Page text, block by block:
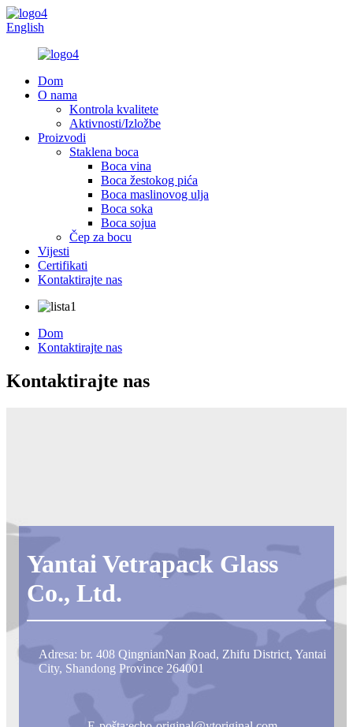
English
Dom
O nama
Kontrola kvalitete
Aktivnosti/Izložbe
Proizvodi
Staklena boca
Boca vina
Boca žestokog pića
Boca maslinovog ulja
Boca soka
Boca sojua
Čep za bocu
Vijesti
Certifikati
Kontaktirajte nas
Dom
Kontaktirajte nas
Kontaktirajte nas
Yantai Vetrapack Glass
Co., Ltd.
Adresa: br. 408 QingnianNan Road, Zhifu District, Yantai
City, Shandong Province 264001